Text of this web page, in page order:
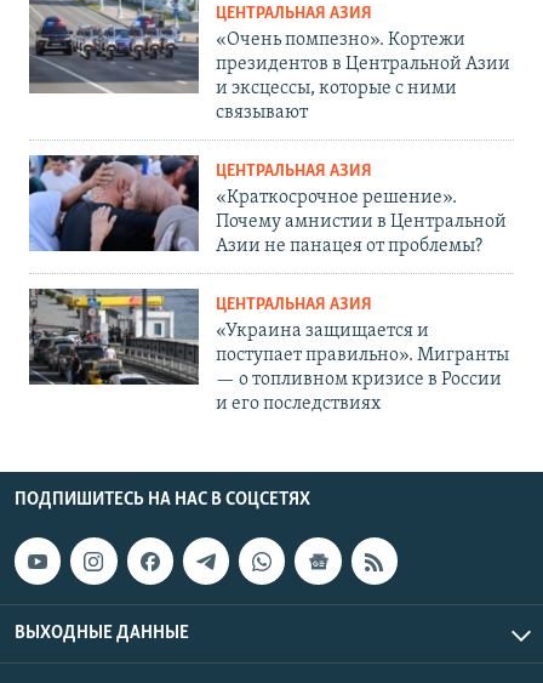
ЦЕНТРАЛЬНАЯ АЗИЯ
«Очень помпезно». Кортежи
президентов в Центральной Азии
и эксцессы, которые с ними
связывают
ЦЕНТРАЛЬНАЯ АЗИЯ
«Краткосрочное решение».
Почему амнистии в Центральной
Азии не панацея от проблемы?
ЦЕНТРАЛЬНАЯ АЗИЯ
«Украина защищается и
поступает правильно». Мигранты
— о топливном кризисе в России
и его последствиях
ПОДПИШИТЕСЬ НА НАС В СОЦСЕТЯХ
ВЫХОДНЫЕ ДАННЫЕ